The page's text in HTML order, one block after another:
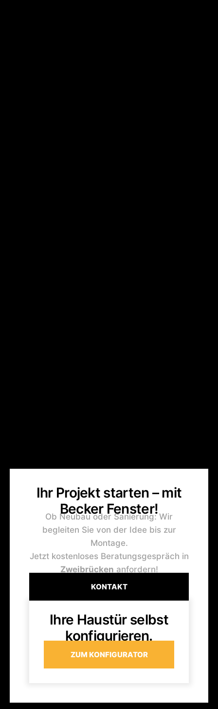
Ihr Projekt starten – mit
Becker Fenster!
Ob Neubau oder Sanierung: Wir
begleiten Sie von der Idee bis zur
Montage.
Jetzt kostenloses Beratungsgespräch in
Zweibrücken anfordern!
KONTAKT
Ihre Haustür selbst
konfigurieren.
ZUM KONFIGURATOR